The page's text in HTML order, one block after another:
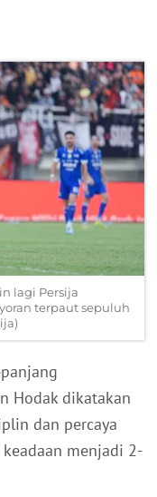
lagi Persija
terpaut sepuluh
Hodak dikatakan
dan percaya
menjadi 2-